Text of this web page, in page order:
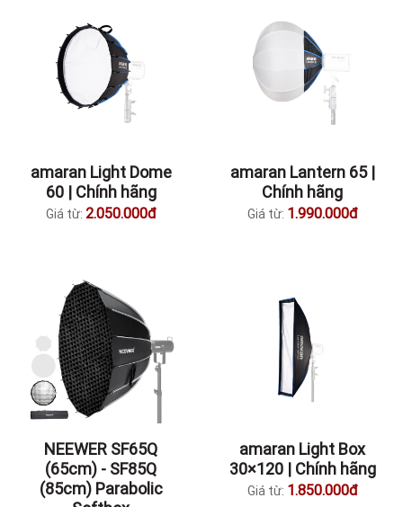
amaran Light Dome
60 | Chính hãng
Giá từ: 2.050.000đ
amaran Lantern 65 |
Chính hãng
Giá từ: 1.990.000đ
NEEWER SF65Q
(65cm) - SF85Q
(85cm) Parabolic
amaran Light Box
30×120 | Chính hãng
Giá từ: 1.850.000đ